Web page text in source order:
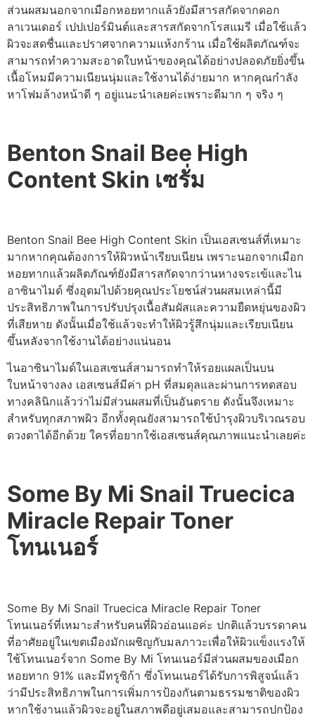
ส่วนผสมนอกจากเมือกหอยทากแล้วยังมีสารสกัดจากดอก
ลาเวนเดอร์ เปปเปอร์มินต์และสารสกัดจากโรสแมรี เมื่อใช้แล้ว
ผิวจะสดชื่นและปราศจากความแห้งกร้าน เมื่อใช้ผลิตภัณฑ์จะ
สามารถทำความสะอาดใบหน้าของคุณได้อย่างปลอดภัยยิ่งขึ้น
เนื้อโหมมีความเนียนนุ่มและใช้งานได้ง่ายมาก หากคุณกำลัง
หาโฟมล้างหน้าดี ๆ อยู่แนะนำเลยค่ะเพราะดีมาก ๆ จริง ๆ
Benton Snail Bee High
Content Skin เซรั่ม
Benton Snail Bee High Content Skin เป็นเอสเซนส์ที่เหมาะ
มากหากคุณต้องการให้ผิวหน้าเรียบเนียน เพราะนอกจากเมือก
หอยทากแล้วผลิตภัณฑ์ยังมีสารสกัดจากว่านหางจระเข้และไน
อาซินาไมด์ ซึ่งอุดมไปด้วยคุณประโยชน์ส่วนผสมเหล่านี้มี
ประสิทธิภาพในการปรับปรุงเนื้อสัมผัสและความยืดหยุ่นของผิว
ที่เสียหาย ดังนั้นเมื่อใช้แล้วจะทำให้ผิวรู้สึกนุ่มและเรียบเนียน
ขึ้นหลังจากใช้งานได้อย่างแน่นอน
ไนอาซินาไมด์ในเอสเซนส์สามารถทำให้รอยแผลเป็นบน
ใบหน้าจางลง เอสเซนส์มีค่า pH ที่สมดุลและผ่านการทดสอบ
ทางคลินิกแล้วว่าไม่มีส่วนผสมที่เป็นอันตราย ดังนั้นจึงเหมาะ
สำหรับทุกสภาพผิว อีกทั้งคุณยังสามารถใช้บำรุงผิวบริเวณรอบ
ดวงตาได้อีกด้วย ใครที่อยากใช้เอสเซนส์คุณภาพแนะนำเลยค่ะ
Some By Mi Snail Truecica
Miracle Repair Toner
โทนเนอร์
Some By Mi Snail Truecica Miracle Repair Toner
โทนเนอร์ที่เหมาะสำหรับคนที่ผิวอ่อนแอค่ะ ปกติแล้วบรรดาคน
ที่อาศัยอยู่ในเขตเมืองมักเผชิญกับมลภาวะเพื่อให้ผิวแข็งแรงให้
ใช้โทนเนอร์จาก Some By Mi โทนเนอร์มีส่วนผสมของเมือก
หอยทาก 91% และมีทรูซิก้า ซึ่งโทนเนอร์ได้รับการพิสูจน์แล้ว
ว่ามีประสิทธิภาพในการเพิ่มการป้องกันตามธรรมชาติของผิว
หากใช้งานแล้วผิวจะอยู่ในสภาพดีอยู่เสมอและสามารถปกป้อง